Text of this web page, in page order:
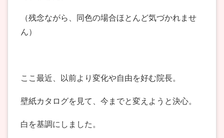
（残念ながら、同色の場合ほとんど気づかれませ
ん）
ここ最近、以前より変化や自由を好む院長。
壁紙カタログを見て、今までと変えようと決心。
白を基調にしました。